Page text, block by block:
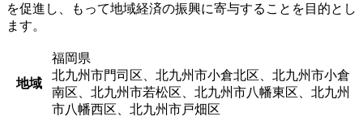
を促進し、もって地域経済の振興に寄与することを目的とし
ます。
地域
福岡県
北九州市門司区、北九州市小倉北区、北九州市小倉
南区、北九州市若松区、北九州市八幡東区、北九州
市八幡西区、北九州市戸畑区